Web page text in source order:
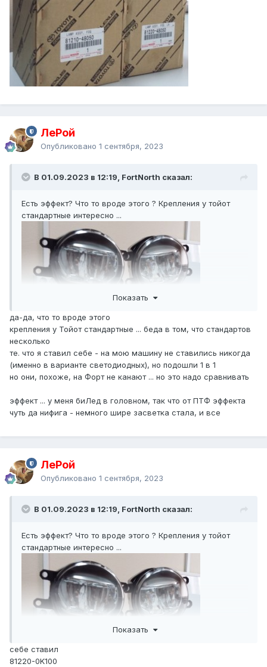
ЛеРой
Опубликовано 1 сентября, 2023
В 01.09.2023 в 12:19, FоrtNorth сказал:
Есть эффект? Что то вроде этого ? Крепления у тойот
стандартные интересно ...
Показать
да-да, что то вроде этого
крепления у Тойот стандартные ... беда в том, что стандартов
несколько
те. что я ставил себе - на мою машину не ставились никогда
(именно в варианте светодиодных), но подошли 1 в 1
но они, похоже, на Форт не канают ... но это надо сравнивать
эффект ... у меня биЛед в головном, так что от ПТФ эффекта
чуть да нифига - немного шире засветка стала, и все
ЛеРой
Опубликовано 1 сентября, 2023
В 01.09.2023 в 12:19, FоrtNorth сказал:
Есть эффект? Что то вроде этого ? Крепления у тойот
стандартные интересно ...
Показать
себе ставил
81220-0K100